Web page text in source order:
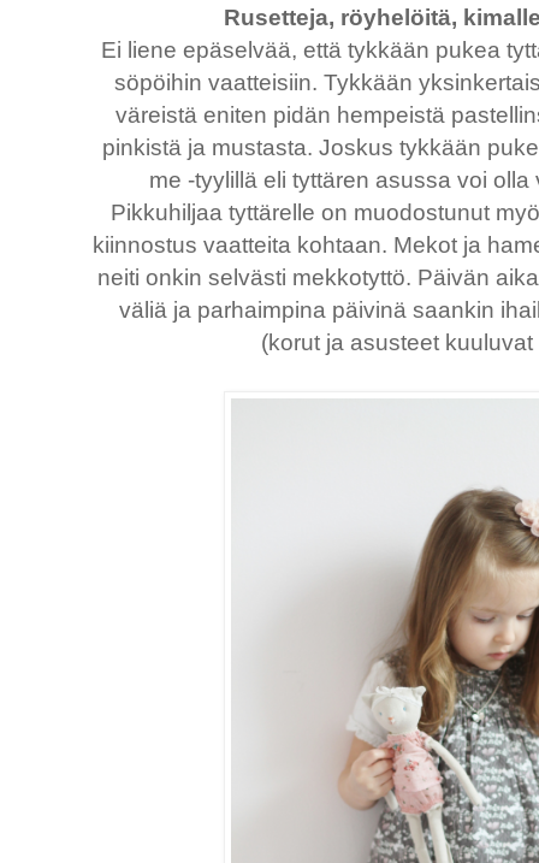
Rusetteja, röyhelöitä,
Ei liene epäselvää, että tykkään pukea
söpöihin vaatteisiin. Tykkään
väreistä eniten pidän hempeistä
pinkistä ja mustasta. Joskus tykkään
me -tyylillä eli tyttären asussa voi
Pikkuhiljaa tyttärelle on muodostunut
kiinnostus vaatteita kohtaan. Mekot ja
neiti onkin selvästi mekkotyttö. Päivän
väliä ja parhaimpina päivinä saankin
(korut ja asusteet